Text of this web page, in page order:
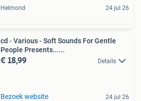
Helmond 24 jul 26
cd - Various - Soft Sounds For Gentle
People Presents......
€ 18,99 Details
Bezoek website 24 jul 26